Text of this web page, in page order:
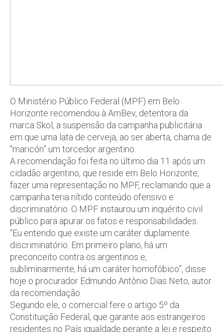
O Ministério Público Federal (MPF) em Belo
Horizonte recomendou à AmBev, detentora da
marca Skol, a suspensão da campanha publicitária
em que uma lata de cerveja, ao ser aberta, chama de
“maricón” um torcedor argentino.
A recomendação foi feita no último dia 11 após um
cidadão argentino, que reside em Belo Horizonte,
fazer uma representação no MPF, reclamando que a
campanha teria nítido conteúdo ofensivo e
discriminatório. O MPF instaurou um inquérito civil
público para apurar os fatos e responsabilidades.
“Eu entendo que existe um caráter duplamente
discriminatório. Em primeiro plano, há um
preconceito contra os argentinos e,
subliminarmente, há um caráter homofóbico”, disse
hoje o procurador Edmundo Antônio Dias Neto, autor
da recomendação.
Segundo ele, o comercial fere o artigo 5º da
Constituição Federal, que garante aos estrangeiros
residentes no País igualdade perante a lei e respeito